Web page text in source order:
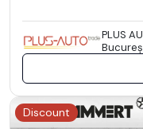
PLUS
Discount